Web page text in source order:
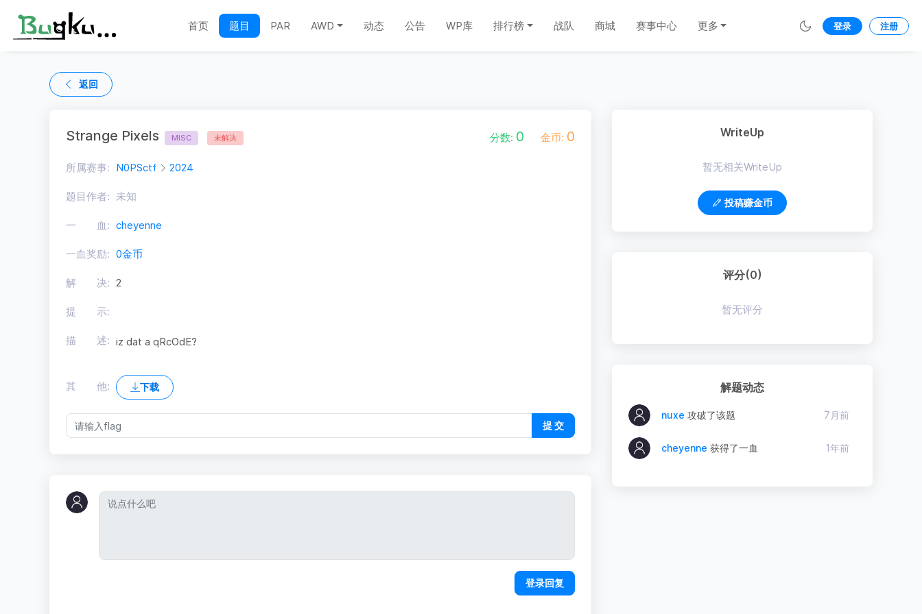
首页 题目 PAR AWD 动态 公告 WP库 排行榜 战队 商城 赛事中心 更多 登录 注册
返回
Strange Pixels MISC 未解决 分数: 0 金币: 0
所属赛事: N0PSctf 2024
题目作者: 未知
一 血: cheyenne
一血奖励: 0金币
解 决: 2
提 示:
描 述: iz dat a qRcOdE?
其 他: 下载
提 交
登录回复
WriteUp
暂无相关WriteUp
投稿赚金币
评分(0)
暂无评分
解题动态
nuxe 攻破了该题 7月前
cheyenne 获得了一血 1年前